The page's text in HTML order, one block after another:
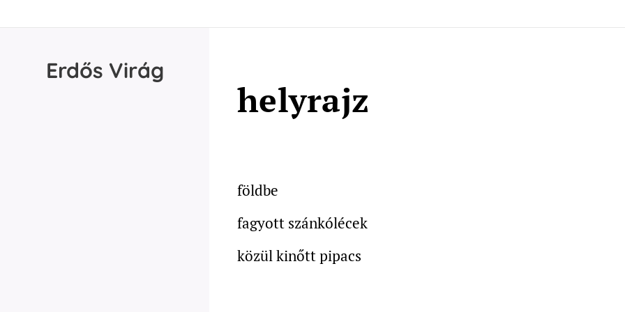
Erdős Virág
helyrajz
földbe
fagyott szánkólécek
közül kinőtt pipacs